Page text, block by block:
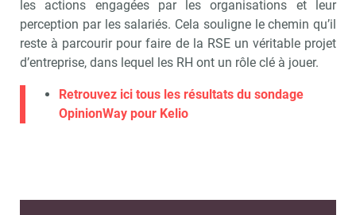
les actions engagées par les organisations et leur
perception par les salariés. Cela souligne le chemin qu’il
reste à parcourir pour faire de la RSE un véritable projet
d’entreprise, dans lequel les RH ont un rôle clé à jouer.
Retrouvez ici tous les résultats du sondage
OpinionWay pour Kelio